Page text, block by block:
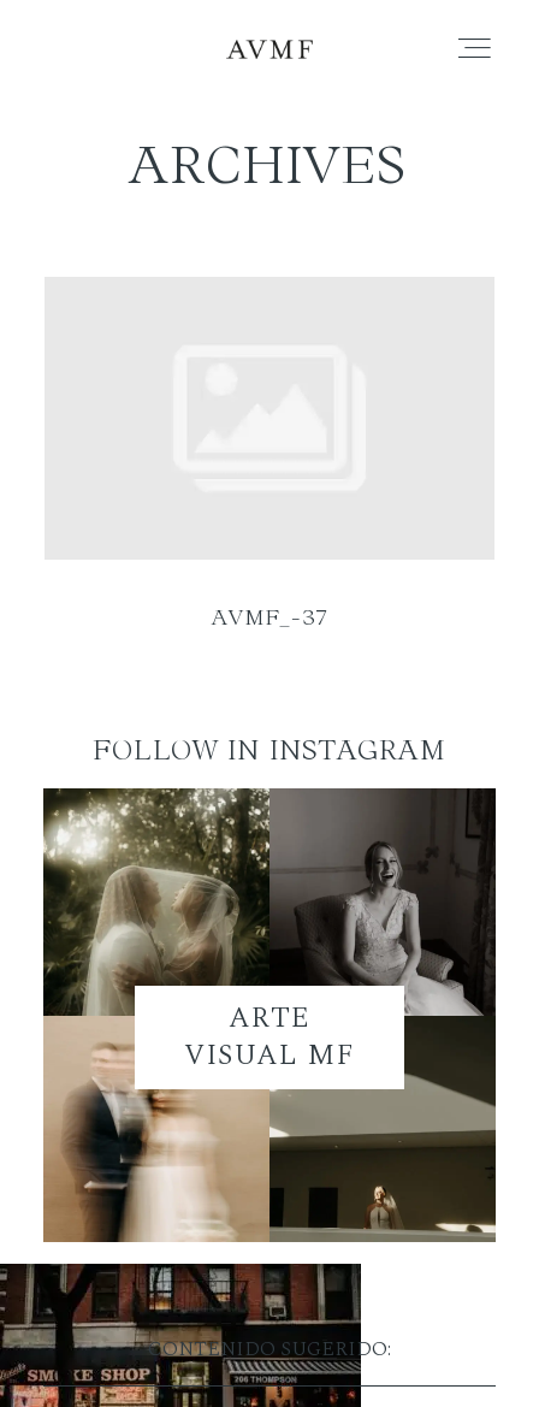
PORTAFOLIO
ARCHIVES
AVMF_-37
FOLLOW IN INSTAGRAM
ARTE
VISUAL MF
CONTENIDO SUGERIDO: